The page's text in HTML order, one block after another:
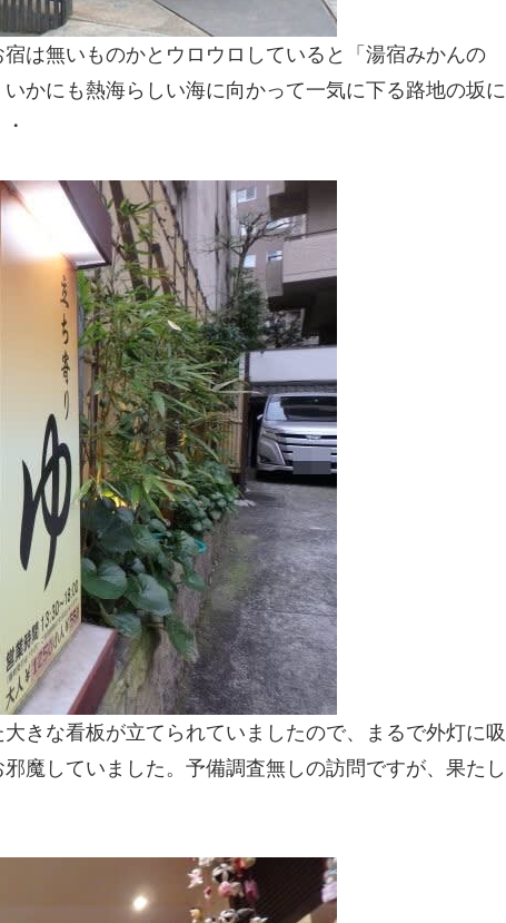
は無いものかとウロウロしていると「湯宿みかんの
かにも熱海らしい海に向かって一気に下る路地の坂に
きな看板が立てられていましたので、まるで外灯に吸
魔していました。予備調査無しの訪問ですが、果たし